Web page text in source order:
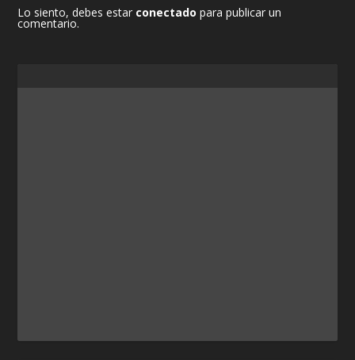
Lo siento, debes estar conectado para publicar un
comentario.